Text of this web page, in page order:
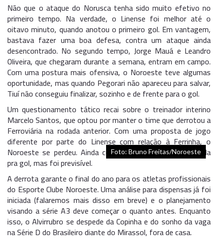
Não que o ataque do Norusca tenha sido muito efetivo no
primeiro tempo. Na verdade, o Linense foi melhor até o
oitavo minuto, quando anotou o primeiro gol. Em vantagem,
bastava fazer uma boa defesa, contra um ataque ainda
desencontrado. No segundo tempo, Jorge Mauá e Leandro
Oliveira, que chegaram durante a semana, entram em campo.
Com uma postura mais ofensiva, o Noroeste teve algumas
oportunidade, mas quando Pegorari não apareceu para salvar,
Tiuí não conseguiu finalizar, sozinho e de frente para o gol.
Um questionamento tático recai sobre o treinador interino
Marcelo Santos, que optou por manter o time que derrotou a
Ferroviária na rodada anterior. Com uma proposta de jogo
diferente por parte do Linense com relação à Ferrinha, o
Noroeste se perdeu. Ainda conseguiu chutar bastante bola
pra gol, mas foi previsível.
Foto: Bruno Freitas/Noroeste
A derrota garante o final do ano para os atletas profissionais
do Esporte Clube Noroeste. Uma análise para dispensas já foi
iniciada (falaremos mais disso em breve) e o planejamento
visando a série A3 deve começar o quanto antes. Enquanto
isso, o Alvirrubro se despede da Copinha e do sonho da vaga
na Série D do Brasileiro diante do Mirassol, fora de casa.